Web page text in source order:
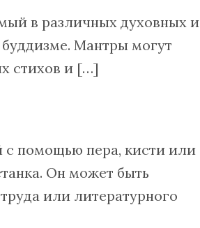
в различных духовных и
Мантры могут
стихов и […]
с помощью пера, кисти или
Он может быть
или литературного